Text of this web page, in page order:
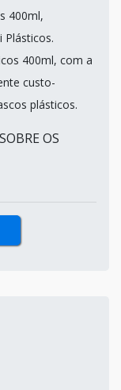
400ml,
Plásticos.
400ml, com a
custo-
plásticos.
OS